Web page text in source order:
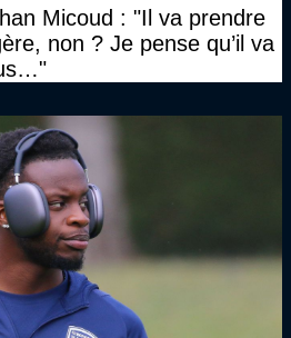
Micoud : "Il va prendre
non ? Je pense qu’il va